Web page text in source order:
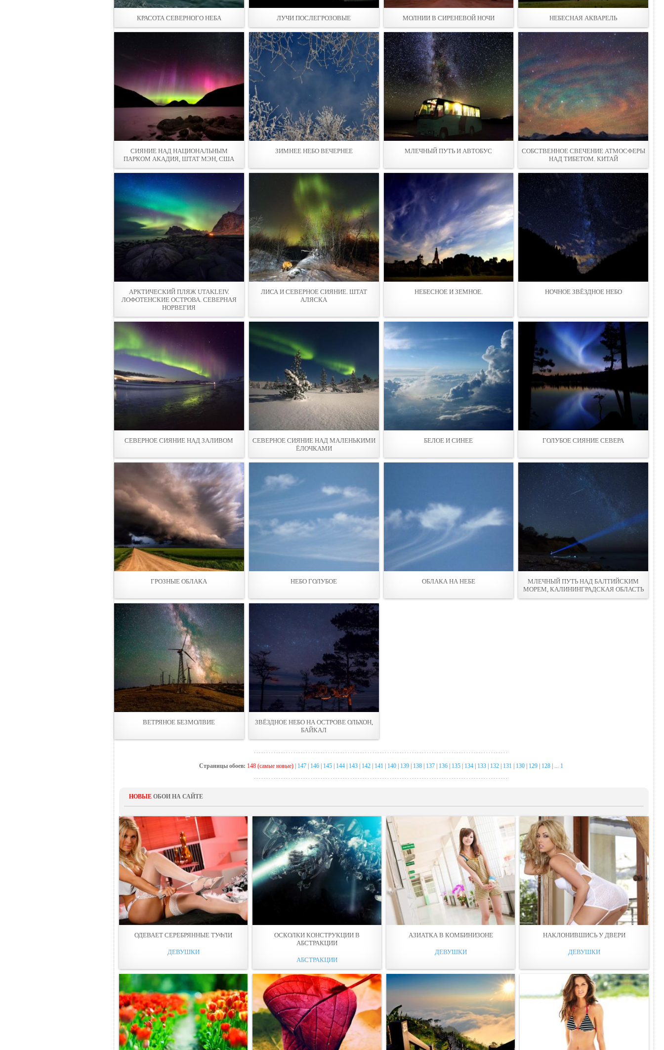
КРАСОТА СЕВЕРНОГО НЕБА ЛУЧИ ПОСЛЕГРОЗОВЫЕ МОЛНИИ В СИРЕНЕВОЙ НОЧИ НЕБЕСНАЯ АКВАРЕЛЬ
СИЯНИЕ НАД НАЦИОНАЛЬНЫМ
ПАРКОМ АКАДИЯ, ШТАТ МЭН, США
ЗИМНЕЕ НЕБО ВЕЧЕРНЕЕ МЛЕЧНЫЙ ПУТЬ И АВТОБУС
СОБСТВЕННОЕ СВЕЧЕНИЕ АТМОСФЕРЫ
НАД ТИБЕТОМ. КИТАЙ
АРКТИЧЕСКИЙ ПЛЯЖ UTAKLEIV.
ЛОФОТЕНСКИЕ ОСТРОВА. СЕВЕРНАЯ
НОРВЕГИЯ
ЛИСА И СЕВЕРНОЕ СИЯНИЕ. ШТАТ
АЛЯСКА
НЕБЕСНОЕ И ЗЕМНОЕ. НОЧНОЕ ЗВЁЗДНОЕ НЕБО
СЕВЕРНОЕ СИЯНИЕ НАД ЗАЛИВОМ
СЕВЕРНОЕ СИЯНИЕ НАД МАЛЕНЬКИМИ
ЁЛОЧКАМИ
БЕЛОЕ И СИНЕЕ ГОЛУБОЕ СИЯНИЕ СЕВЕРА
ГРОЗНЫЕ ОБЛАКА НЕБО ГОЛУБОЕ ОБЛАКА НА НЕБЕ
МЛЕЧНЫЙ ПУТЬ НАД БАЛТИЙСКИМ
МОРЕМ, КАЛИНИНГРАДСКАЯ ОБЛАСТЬ
ВЕТРЯНОЕ БЕЗМОЛВИЕ
ЗВЁЗДНОЕ НЕБО НА ОСТРОВЕ ОЛЬХОН,
БАЙКАЛ
Страницы обоев: 148 (самые новые) 147 146 145 144 143 142 141 140 139 138 137 136 135 134 133 132 131 130 129 128 | ... 1
НОВЫЕ ОБОИ НА САЙТЕ
ОДЕВАЕТ СЕРЕБРЯННЫЕ ТУФЛИ
ДЕВУШКИ
ОСКОЛКИ КОНСТРУКЦИИ В
АБСТРАКЦИИ
АБСТРАКЦИИ
АЗИАТКА В КОМБИНИЗОНЕ
ДЕВУШКИ
НАКЛОНИВШИСЬ У ДВЕРИ
ДЕВУШКИ